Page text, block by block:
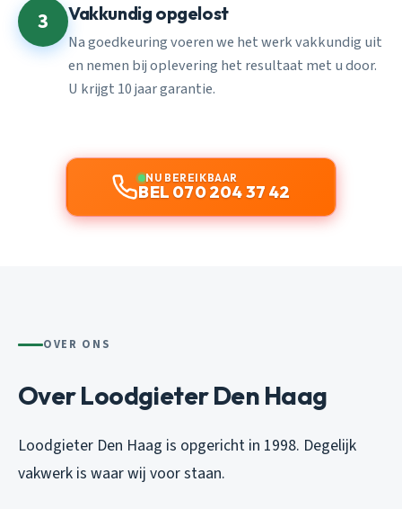
3 Vakkundig opgelost
Na goedkeuring voeren we het werk vakkundig uit
en nemen bij oplevering het resultaat met u door.
U krijgt 10 jaar garantie.
NU BEREIKBAAR
BEL 070 204 37 42
OVER ONS
Over Loodgieter Den Haag
Loodgieter Den Haag is opgericht in 1998. Degelijk
vakwerk is waar wij voor staan.